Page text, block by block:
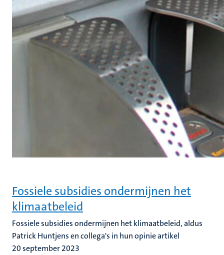
Fossiele subsidies ondermijnen het
klimaatbeleid
Fossiele subsidies ondermijnen het klimaatbeleid, aldus
Patrick Huntjens en collega's in hun opinie artikel
20 september 2023